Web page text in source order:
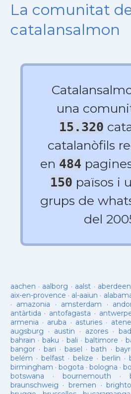
La comunitat
catalansalmon
una
15.320
catalanòfils
en 484
150 països i
grups de
del
aachen · aalborg · aalst · aberdeen
aix-en-provence · al-aaiun ·
· amazonia · amsterdam ·
antàrtida · antofagasta ·
armenia · aruba · asturies·
augsburg · austin · azores·
bahrain ·baku · bali ·baltimore ·
bangor· bari ·basel ·bath ·
belém · belfast· belize · berlin ·
birmingham · bogota · bologna ·
botswana · bournemouth ·
braunschweig · bremen ·